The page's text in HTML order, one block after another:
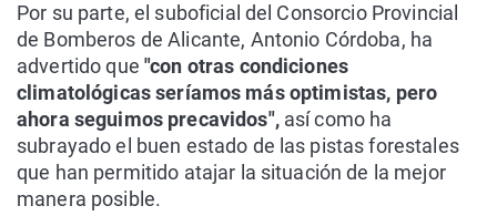
Por su parte, el suboficial del Consorcio Provincial
de Bomberos de Alicante, Antonio Córdoba, ha
advertido que "con otras condiciones
climatológicas seríamos más optimistas, pero
ahora seguimos precavidos", así como ha
subrayado el buen estado de las pistas forestales
que han permitido atajar la situación de la mejor
manera posible.